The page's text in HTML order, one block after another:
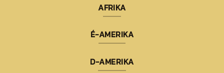
AFRIKA
É-AMERIKA
D-AMERIKA